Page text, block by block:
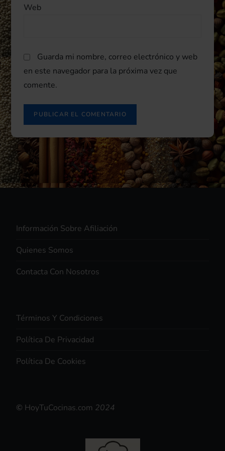
Web
Guarda mi nombre, correo electrónico y web
en este navegador para la próxima vez que
comente.
Información Sobre Afiliación
Quienes Somos
Contacta Con Nosotros
Términos Y Condiciones
Política De Privacidad
Política De Cookies
© HoyTuCocinas.com 2024